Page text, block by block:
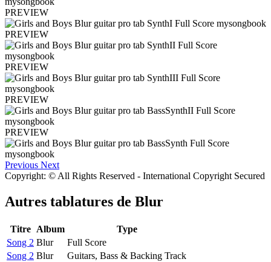
PREVIEW
PREVIEW
PREVIEW
PREVIEW
PREVIEW
Previous Next
Copyright: © All Rights Reserved - International Copyright Secured
Autres tablatures de Blur
Titre Album
Type
Song 2 Blur
Full Score
Song 2 Blur
Guitars, Bass & Backing Track